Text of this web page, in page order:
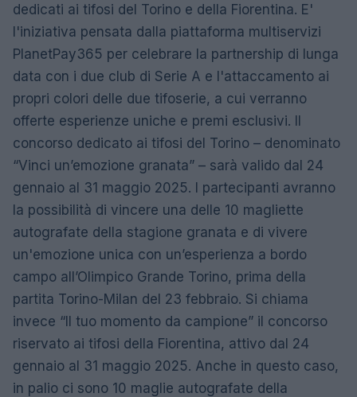
dedicati ai tifosi del Torino e della Fiorentina. E'
l'iniziativa pensata dalla piattaforma multiservizi
PlanetPay365 per celebrare la partnership di lunga
data con i due club di Serie A e l'attaccamento ai
propri colori delle due tifoserie, a cui verranno
offerte esperienze uniche e premi esclusivi. Il
concorso dedicato ai tifosi del Torino – denominato
“Vinci un’emozione granata” – sarà valido dal 24
gennaio al 31 maggio 2025. I partecipanti avranno
la possibilità di vincere una delle 10 magliette
autografate della stagione granata e di vivere
un'emozione unica con un’esperienza a bordo
campo all’Olimpico Grande Torino, prima della
partita Torino-Milan del 23 febbraio. Si chiama
invece “Il tuo momento da campione” il concorso
riservato ai tifosi della Fiorentina, attivo dal 24
gennaio al 31 maggio 2025. Anche in questo caso,
in palio ci sono 10 maglie autografate della